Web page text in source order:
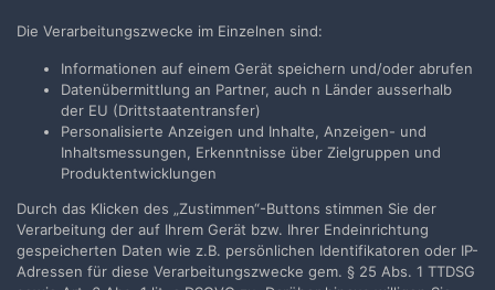
Neues Benutzerkonto für unsere Community erstellen. Es
Neues Benutzerkonto erstellen
Anmelden
Jetzt anmelden
Die Verarbeitungszwecke im Einzelnen sind:
Informationen auf einem Gerät speichern und/oder abrufen
Datenübermittlung an Partner, auch n Länder ausserhalb
der EU (Drittstaatentransfer)
Personalisierte Anzeigen und Inhalte, Anzeigen- und
Inhaltsmessungen, Erkenntnisse über Zielgruppen und
Produktentwicklungen
Durch das Klicken des „Zustimmen“-Buttons stimmen Sie der
Verarbeitung der auf Ihrem Gerät bzw. Ihrer Endeinrichtung
gespeicherten Daten wie z.B. persönlichen Identifikatoren oder IP-
Adressen für diese Verarbeitungszwecke gem. § 25 Abs. 1 TTDSG